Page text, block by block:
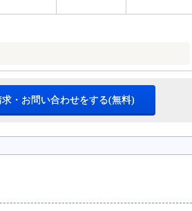
求・お問い合わせをする(無料)